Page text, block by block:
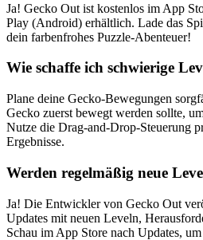
Ja! Gecko Out ist kostenlos im App
Play (Android) erhältlich. Lade das
dein farbenfrohes Puzzle-Abenteuer!
Wie schaffe ich schwierige
Plane deine Gecko-Bewegungen
Gecko zuerst bewegt werden sollte,
Nutze die Drag-and-Drop-Steuerung
Ergebnisse.
Werden regelmäßig neue
Ja! Die Entwickler von Gecko Out
Updates mit neuen Leveln,
Schau im App Store nach Updates,